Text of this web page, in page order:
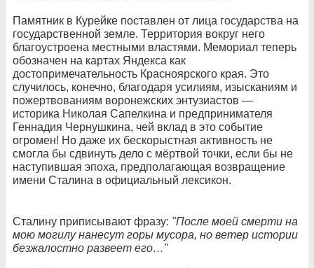
Памятник в Курейке поставлен от лица государства на
государственной земле. Территория вокруг него
благоустроена местными властями. Мемориал теперь
обозначен на картах Яндекса как
достопримечательность Красноярского края. Это
случилось, конечно, благодаря усилиям, изысканиям и
пожертвованиям воронежских энтузиастов —
историка Николая Сапелкина и предпринимателя
Геннадия Чернушкина, чей вклад в это событие
огромен! Но даже их бескорыстная активность не
смогла бы сдвинуть дело с мёртвой точки, если бы не
наступившая эпоха, предполагающая возвращение
имени Сталина в официальный лексикон.
Сталину приписывают фразу: "После моей смерти на
мою могилу нанесут горы мусора, но ветер истории
безжалостно развеет его…"